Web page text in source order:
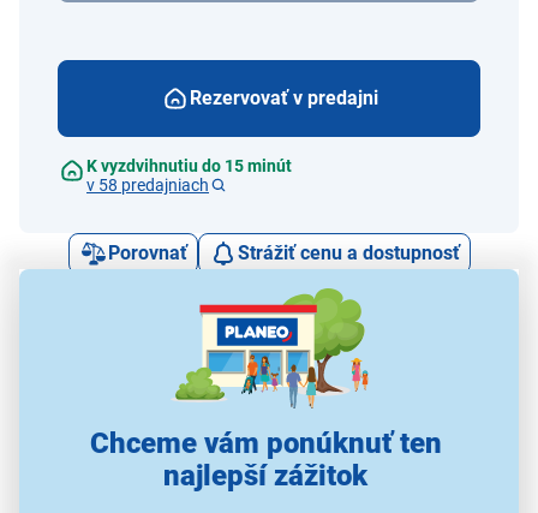
Chceme vám ponúknuť ten
najlepší zážitok
Rezervovať v predajni
K vyzdvihnutiu do 15 minút
v 58 predajniach
Porovnať Strážiť cenu a dostupnosť
Alternatívy k tomuto produktu
Maxell SR44SW/303
Maxell AZ10/PR536
ZINK AIR 6PK
Sencor SBA LR6 4+2BP